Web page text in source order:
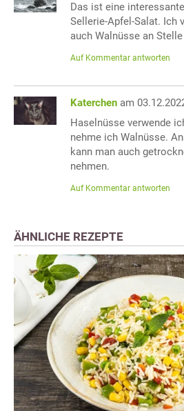
Das ist eine
Sellerie-Apfel-Salat. Ich
auch Walnüsse an
Auf Kommentar antworten
Katerchen am
Haselnüsse verwende
nehme ich Walnüsse.
kann man auch
nehmen.
Auf Kommentar antworten
ÄHNLICHE REZEPTE